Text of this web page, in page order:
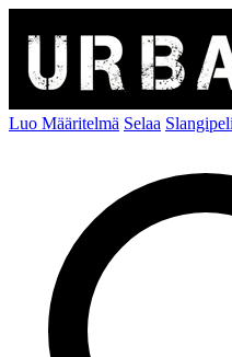
Luo Määritelmä Selaa Slangipeli